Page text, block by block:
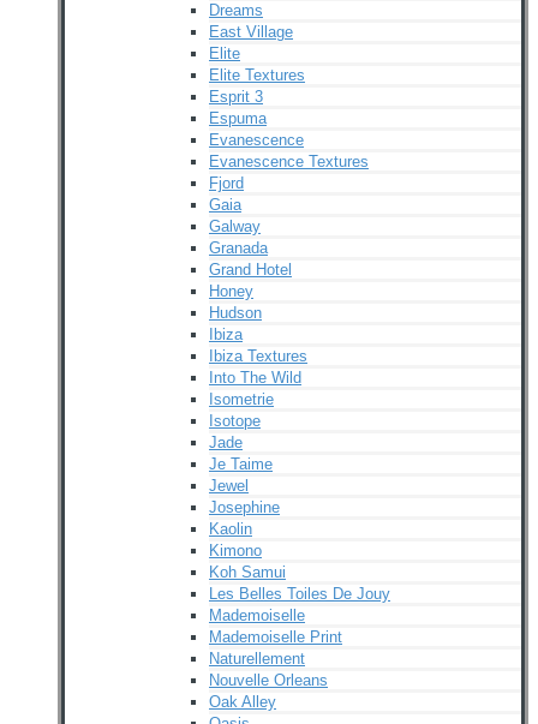
Dreams
East Village
Elite
Elite Textures
Esprit 3
Espuma
Evanescence
Evanescence Textures
Fjord
Gaia
Galway
Granada
Grand Hotel
Honey
Hudson
Ibiza
Ibiza Textures
Into The Wild
Isometrie
Isotope
Jade
Je Taime
Jewel
Josephine
Kaolin
Kimono
Koh Samui
Les Belles Toiles De Jouy
Mademoiselle
Mademoiselle Print
Naturellement
Nouvelle Orleans
Oak Alley